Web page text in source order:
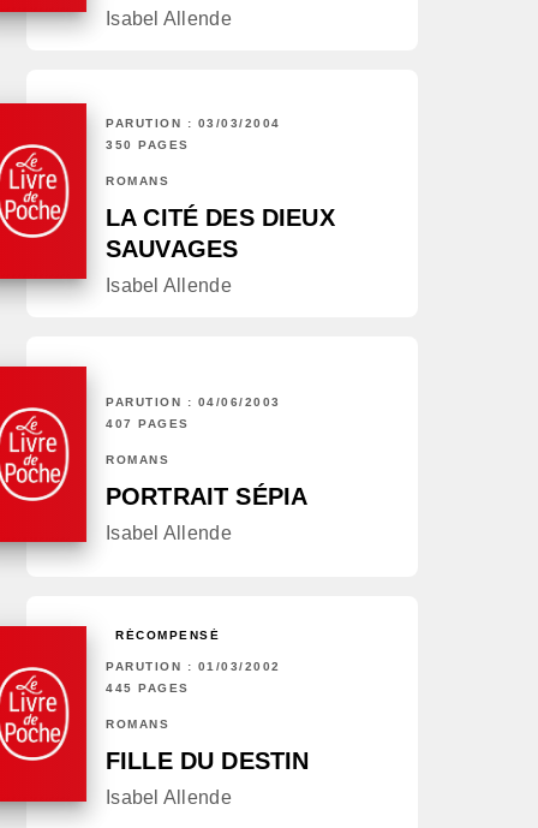
Isabel Allende
PARUTION : 03/03/2004
350 PAGES
ROMANS
LA CITÉ DES DIEUX
SAUVAGES
Isabel Allende
PARUTION : 04/06/2003
407 PAGES
ROMANS
PORTRAIT SÉPIA
Isabel Allende
RÉCOMPENSÉ
PARUTION : 01/03/2002
445 PAGES
ROMANS
FILLE DU DESTIN
Isabel Allende